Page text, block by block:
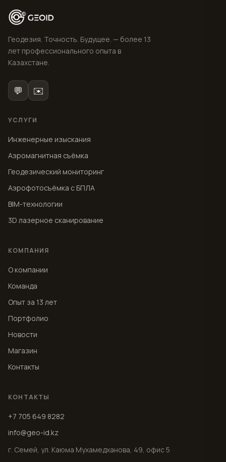
Геодезия. Точность. Будущее. — более 13
лет профессионального опыта в
Казахстане.
💬 ✉️
УСЛУГИ
Инженерные изыскания
Аэромагнитная съёмка
Геодезический мониторинг
Аэрофотосъёмка с БПЛА
BIM-технологии
3D лазерное сканирование
КОМПАНИЯ
О компании
Команда
Опыт за 13 лет
Портфолио
Новости
Магазин
Контакты
КОНТАКТЫ
+7 705 649 8282
info@geo-id.kz
г. Семей, ул. Каюма Мухамедханова, 49, офис 5